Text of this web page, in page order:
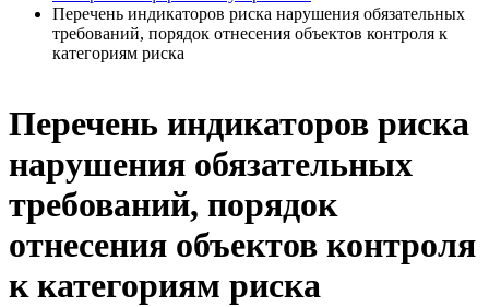
Перечень индикаторов риска
нарушения обязательных
требований, порядок
отнесения объектов контроля
к категориям риска
Перечень индикаторов риска нарушения обязательных
требований, порядок отнесения объектов контроля к
категориям риска